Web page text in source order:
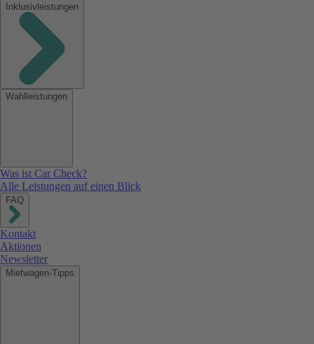
Inklusivleistungen
Wahlleistungen
Was ist Car Check?
Alle Leistungen auf einen Blick
FAQ
Kontakt
Aktionen
Newsletter
Mietwagen-Tipps